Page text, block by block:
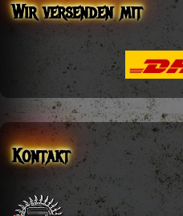
Wir versenden mit
Kontakt